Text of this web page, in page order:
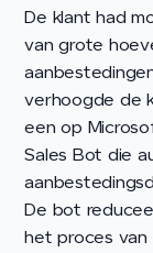
De klant had
van grote
verhoogde de
een op
Sales Bot die
De bot
het proces van